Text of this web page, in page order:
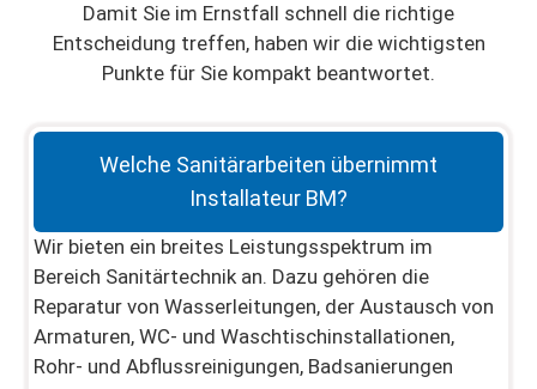
Damit Sie im Ernstfall schnell die richtige
Entscheidung treffen, haben wir die wichtigsten
Punkte für Sie kompakt beantwortet.
Welche Sanitärarbeiten übernimmt
Installateur BM?
Wir bieten ein breites Leistungsspektrum im
Bereich Sanitärtechnik an. Dazu gehören die
Reparatur von Wasserleitungen, der Austausch von
Armaturen, WC- und Waschtischinstallationen,
Rohr- und Abflussreinigungen, Badsanierungen